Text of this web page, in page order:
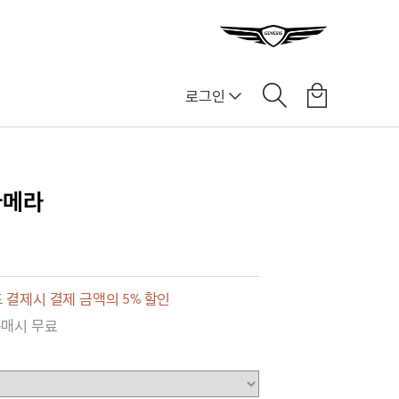
로그인
라
결제시 결제 금액의 5% 할인
시 무료